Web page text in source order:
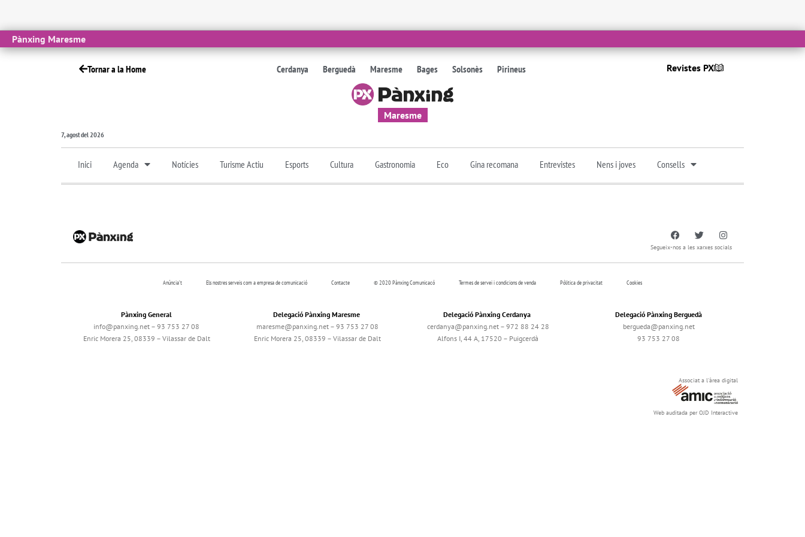
Pànxing Maresme
Tornar a la Home Cerdanya Berguedà Maresme Bages Solsonès Pirineus Revistes PX
Maresme
7, agost del 2026
Inici Agenda Notícies Turisme Actiu Esports Cultura Gastronomia Eco Gina recomana Entrevistes Nens i joves Consells
Segueix-nos a les xarxes socials
Anúncia’t Els nostres serveis com a empresa de comunicació Contacte © 2020 Pànxing Comunicacó Termes de servei i condicions de venda Pólitica de privacitat Cookies
Pànxing General
info@panxing.net – 93 753 27 08
Enric Morera 25, 08339 – Vilassar de Dalt
Delegació Pànxing Maresme
maresme@panxing.net – 93 753 27 08
Enric Morera 25, 08339 – Vilassar de Dalt
Delegació Pànxing Cerdanya
cerdanya@panxing.net – 972 88 24 28
Alfons I, 44 A, 17520 – Puigcerdà
Delegació Pànxing Berguedà
bergueda@panxing.net
93 753 27 08
Associat a l'àrea digital
Web auditada per OJD Interactive